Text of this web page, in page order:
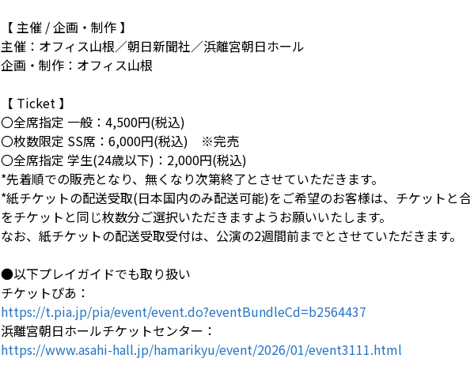
【 主催 / 企画・制作 】
主催：オフィス山根／朝日新聞社／浜離宮朝日ホール
企画・制作：オフィス山根
【 Ticket 】
〇全席指定 一般：4,500円(税込)
〇枚数限定 SS席：6,000円(税込) ※完売
〇全席指定 学生(24歳以下)：2,000円(税込)
*先着順での販売となり、無くなり次第終了とさせていただきます。
*紙チケットの配送受取(日本国内のみ配送可能)をご希望のお客様は、チケットと
をチケットと同じ枚数分ご選択いただきますようお願いいたします。
なお、紙チケットの配送受取受付は、公演の2週間前までとさせていただきます。
●以下プレイガイドでも取り扱い
チケットぴあ：
https://t.pia.jp/pia/event/event.do?eventBundleCd=b2564437
浜離宮朝日ホールチケットセンター：
https://www.asahi-hall.jp/hamarikyu/event/2026/01/event3111.html